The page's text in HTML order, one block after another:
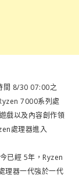
間 8/30 07:00之
7000系列處
戲以及內容創作領
處理器進入
已經 5年，Ryzen
理器一代強於一代